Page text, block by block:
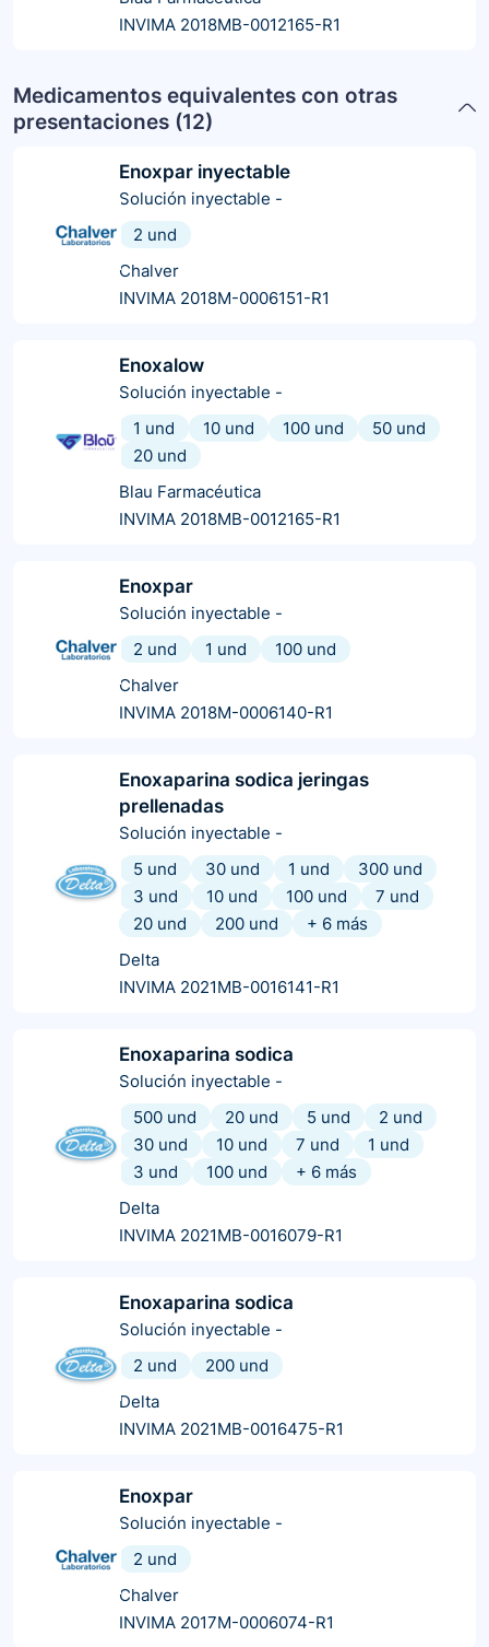
INVIMA 2018MB-0012165-R1
Medicamentos equivalentes con otras
presentaciones (12)
Enoxpar inyectable
Solución inyectable -
2 und
Chalver
INVIMA 2018M-0006151-R1
Enoxalow
Solución inyectable -
1 und
10 und 100 und
50 und
20 und
Blau Farmacéutica
INVIMA 2018MB-0012165-R1
Enoxpar
Solución inyectable -
2 und
1 und
100 und
Chalver
INVIMA 2018M-0006140-R1
Enoxaparina sodica jeringas
prellenadas
Solución inyectable -
5 und
30 und 1 und
300 und
3 und
10 und 100 und
7 und
20 und
200 und + 6 más
Delta
INVIMA 2021MB-0016141-R1
Enoxaparina sodica
Solución inyectable -
500 und
20 und 5 und
2 und
30 und
10 und 7 und
1 und
3 und
100 und + 6 más
Delta
INVIMA 2021MB-0016079-R1
Enoxaparina sodica
Solución inyectable -
2 und
200 und
Delta
INVIMA 2021MB-0016475-R1
Enoxpar
Solución inyectable -
2 und
Chalver
INVIMA 2017M-0006074-R1